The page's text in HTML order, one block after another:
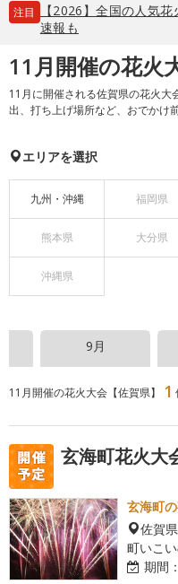
注目
【2026】全国の人気
速報も
11月開催の花火
11月に開催される佐賀県の花火大
出、打ち上げ場所など、おでかけ
エリアを選択
九州・沖縄 福岡県
熊本県 大分県
沖縄県
9月
11月開催の花火大会【佐賀県】 1
玄海町花火大
玄海町
佐賀
町いこい
期間：